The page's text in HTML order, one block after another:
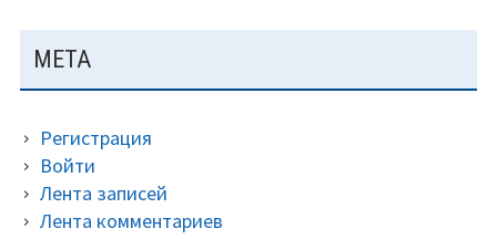
МЕТА
Регистрация
Войти
Лента записей
Лента комментариев